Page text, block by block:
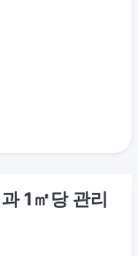
1㎡당 관리